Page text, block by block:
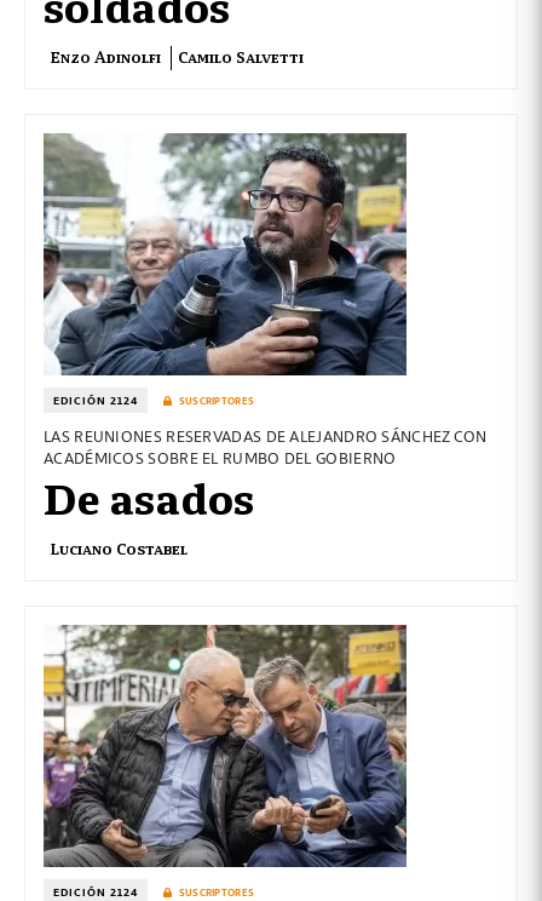
Enzo Adinolfi Camilo Salvetti
EDICIÓN 2124 SUSCRIPTORES
LAS REUNIONES RESERVADAS DE ALEJANDRO SÁNCHEZ CON
ACADÉMICOS SOBRE EL RUMBO DEL GOBIERNO
De asados
Luciano Costabel
EDICIÓN 2124 SUSCRIPTORES